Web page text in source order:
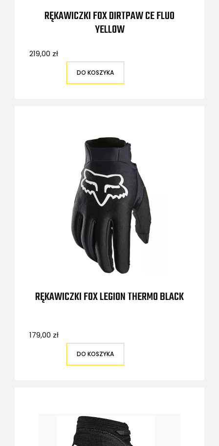
RĘKAWICZKI FOX DIRTPAW CE FLUO
YELLOW
219,00 zł
DO KOSZYKA
RĘKAWICZKI FOX LEGION THERMO BLACK
179,00 zł
DO KOSZYKA